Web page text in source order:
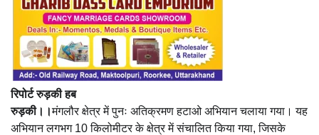
रिपोर्ट रुड़की हब
रुड़की।।मंगलौर क्षेत्र में पुनः अतिक्रमण हटाओ अभियान चलाया गया। यह
अभियान लगभग 10 किलोमीटर के क्षेत्र में संचालित किया गया, जिसके